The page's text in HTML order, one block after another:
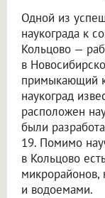
Одной из
наукограда к
Кольцово —
в
примыкающий
наукоград
расположен
были
19. Помимо
в Кольцово
микрорайонов,
и водоемами.